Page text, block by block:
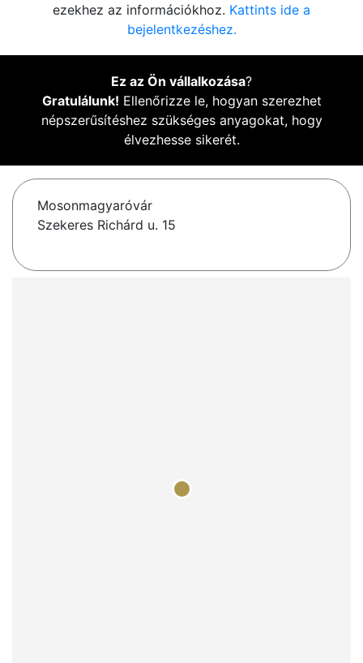
ezekhez az információkhoz. Kattints ide a
bejelentkezéshez.
Ez az Ön vállalkozása?
Gratulálunk! Ellenőrizze le, hogyan szerezhet
népszerűsítéshez szükséges anyagokat, hogy
élvezhesse sikerét.
Mosonmagyaróvár
Szekeres Richárd u. 15